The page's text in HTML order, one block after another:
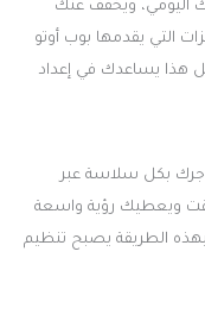
اليومي، ويخفف عنك
التي يقدمها بوب أوتو
كل هذا يساعدك في إعداد
بكل سلاسة عبر
ويعطيك رؤية واسعة
الطريقة يصبح تنظيم